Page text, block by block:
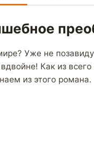
Уже не
Как из всего
из этого романа.